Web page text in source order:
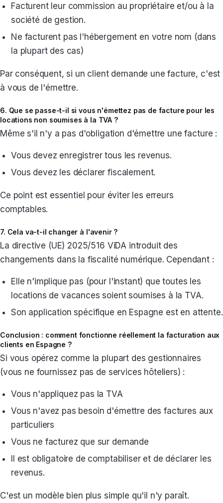
Facturent leur commission au propriétaire et/ou à la
société de gestion.
Ne facturent pas l'hébergement en votre nom (dans
la plupart des cas)
Par conséquent, si un client demande une facture, c'est
à vous de l'émettre.
6. Que se passe-t-il si vous n'émettez pas de facture pour les
locations non soumises à la TVA ?
Même s'il n'y a pas d'obligation d'émettre une facture :
Vous devez enregistrer tous les revenus.
Vous devez les déclarer fiscalement.
Ce point est essentiel pour éviter les erreurs
comptables.
7. Cela va-t-il changer à l'avenir ?
La directive (UE) 2025/516 ViDA introduit des
changements dans la fiscalité numérique. Cependant :
Elle n'implique pas (pour l'instant) que toutes les
locations de vacances soient soumises à la TVA.
Son application spécifique en Espagne est en attente.
Conclusion : comment fonctionne réellement la facturation aux
clients en Espagne ?
Si vous opérez comme la plupart des gestionnaires
(vous ne fournissez pas de services hôteliers) :
Vous n'appliquez pas la TVA
Vous n'avez pas besoin d'émettre des factures aux
particuliers
Vous ne facturez que sur demande
Il est obligatoire de comptabiliser et de déclarer les
revenus.
C'est un modèle bien plus simple qu'il n'y paraît.